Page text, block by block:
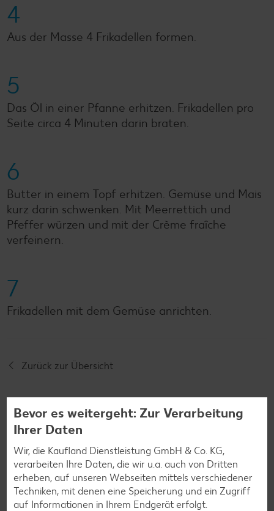
4
Aus der Masse 4 Frikadellen formen.
5
Das Öl in einer Pfanne erhitzen. Frikadellen pro
Seite circa 4 Minuten darin braten.
6
Butter in einem Topf erhitzen. Gemüse und Mais
kurz darin schwenken. Mit Meerrettich und
Pfeffer würzen und mit der Crème fraîche
verfeinern.
7
Frikadellen mit dem Gemüse anrichten.
Zurück zur Übersicht
Weitere interessante
Rezeptkategorien
Bevor es weitergeht: Zur Verarbeitung
Ihrer Daten
Wir, die Kaufland Dienstleistung GmbH & Co. KG,
verarbeiten Ihre Daten, die wir u.a. auch von Dritten
erheben, auf unseren Webseiten mittels verschiedener
Techniken, mit denen eine Speicherung und ein Zugriff
auf Informationen in Ihrem Endgerät erfolgt.